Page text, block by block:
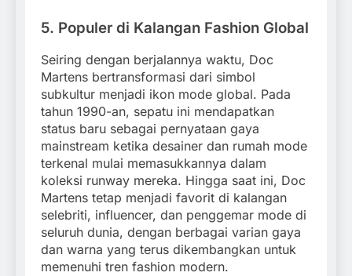
5. Populer di Kalangan Fashion Global
Seiring dengan berjalannya waktu, Doc
Martens bertransformasi dari simbol
subkultur menjadi ikon mode global. Pada
tahun 1990-an, sepatu ini mendapatkan
status baru sebagai pernyataan gaya
mainstream ketika desainer dan rumah mode
terkenal mulai memasukkannya dalam
koleksi runway mereka. Hingga saat ini, Doc
Martens tetap menjadi favorit di kalangan
selebriti, influencer, dan penggemar mode di
seluruh dunia, dengan berbagai varian gaya
dan warna yang terus dikembangkan untuk
memenuhi tren fashion modern.